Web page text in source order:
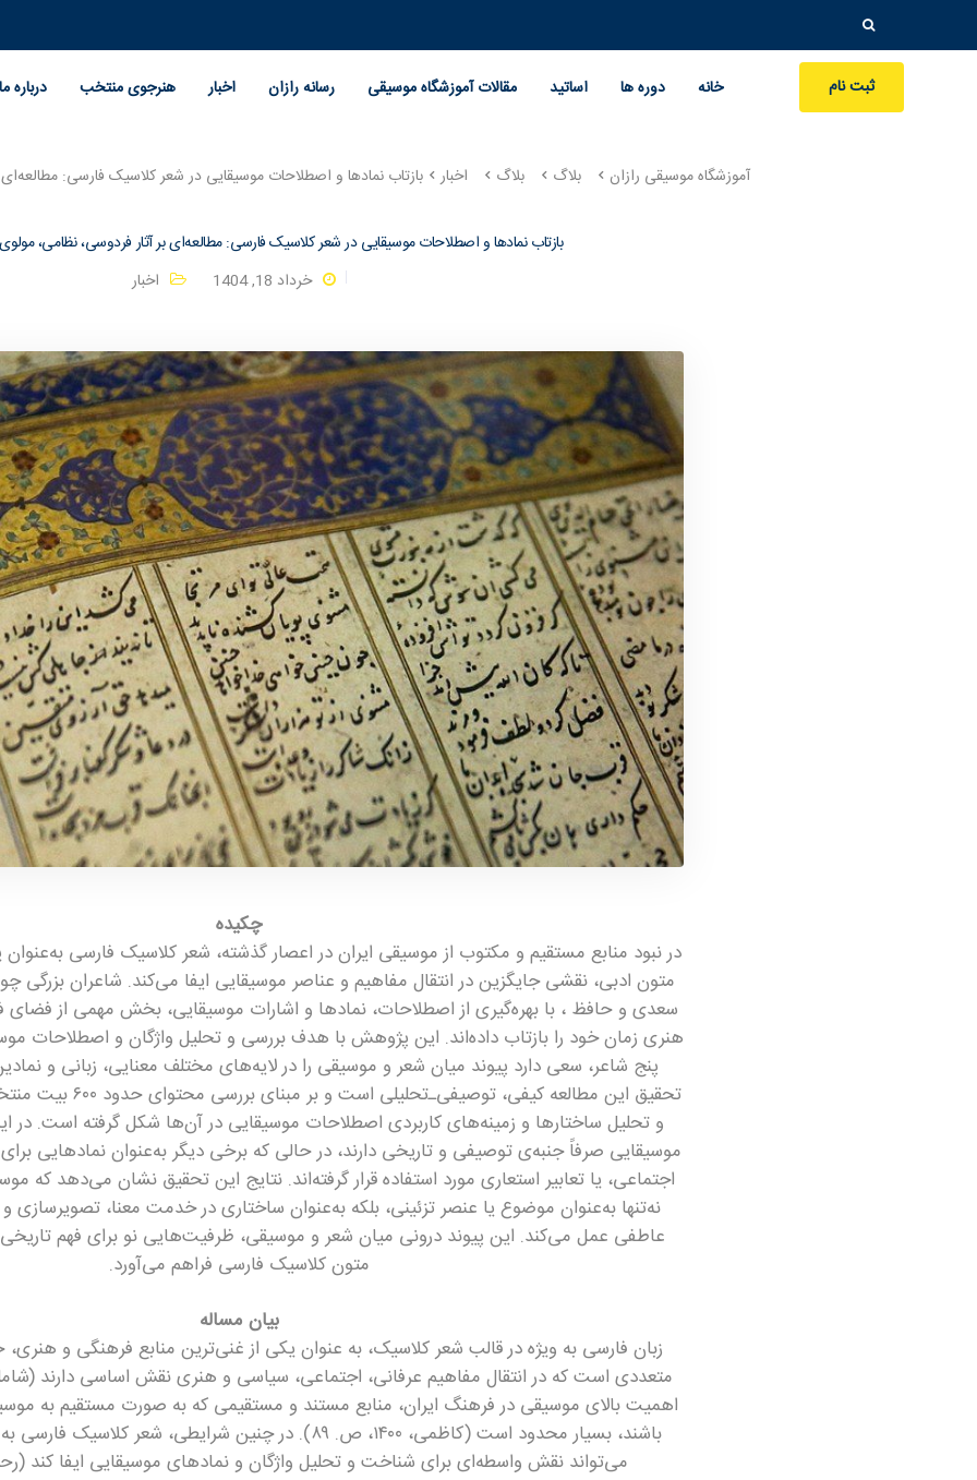
جستجو
برای:
درباره ما هنرجوی منتخب اخبار رسانه رازان مقالات آموزشگاه موسیقی اساتید دوره ها خانه ثبت نام
آموزشگاه موسیقی رازان بلاگ بلاگ اخبار بازتاب نمادها و اصطلاحات موسیقایی در شعر کلاسیک فارسی:
بازتاب نمادها و اصطلاحات موسیقایی در شعر کلاسیک فارسی: مطالعه‌ای بر آثار فردوسی، نظامی،
خرداد 18, 1404
اخبار
چکیده
در نبود منابع مستقیم و مکتوب از موسیقی ایران در اعصار گذشته، شعر کلاسیک فارسی
متون ادبی، نقشی جایگزین در انتقال مفاهیم و عناصر موسیقایی ایفا می‌کند. شاعران بزرگی
سعدی و حافظ ، با بهره‌گیری از اصطلاحات، نمادها و اشارات موسیقایی، بخش مهمی از فضای
هنری زمان خود را بازتاب داده‌اند. این پژوهش با هدف بررسی و تحلیل واژگان و اصطلاحات
پنج شاعر، سعی دارد پیوند میان شعر و موسیقی را در لایه‌های مختلف معنایی، زبانی و
تحقیق این مطالعه کیفی،
و تحلیل ساختارها و زمینه‌های کاربردی اصطلاحات موسیقایی در آن‌ها شکل گرفته است. در
موسیقایی صرفاً جنبه‌ی توصیفی و تاریخی دارند، در حالی که برخی دیگر به‌عنوان نمادهایی
اجتماعی، یا تعابیر استعاری مورد استفاده قرار گرفته‌اند. نتایج این تحقیق نشان می‌دهد که
نه‌تنها به‌عنوان موضوع یا عنصر تزئینی، بلکه به‌عنوان ساختاری در خدمت معنا، تصویرسازی
عاطفی عمل می‌کند. این پیوند درونی میان شعر و موسیقی، ظرفیت‌هایی نو برای فهم
متون کلاسیک فارسی فراهم می‌آورد.
بیان مساله
زبان فارسی به ویژه در قالب شعر کلاسیک، به عنوان یکی از غنی‌ترین منابع فرهنگی و
اهمیت بالای موسیقی در فرهنگ ایران، منابع مستند و مستقیمی که به صورت مستقیم به
باشند، بسیار محدود است (کاظمی، ۱۴۰۰، ص. ۸۹). در چنین شرایطی،
می‌تواند نقش واسطه‌ای برای شناخت و تحلیل واژگان و نمادهای موسیقایی ایفا کند (رحیمی، ۱۳۹۷،